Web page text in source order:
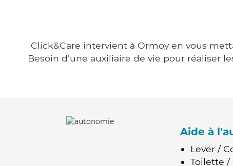
Click&Care intervient à Ormoy en vous
Besoin d'une auxiliaire de vie pour réaliser
Aide à
Lever /
Toilette /